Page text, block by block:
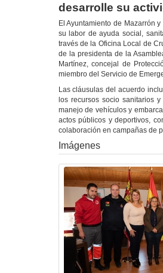
desarrolle su
El Ayuntamiento de Mazarrón
su labor de ayuda social,
través de la Oficina Local de
de la presidenta de la
Martínez, concejal de
miembro del Servicio de
Las cláusulas del acuerdo
los recursos socio sanitarios
manejo de vehículos y
actos públicos y deportivos,
colaboración en campañas de
Imágenes